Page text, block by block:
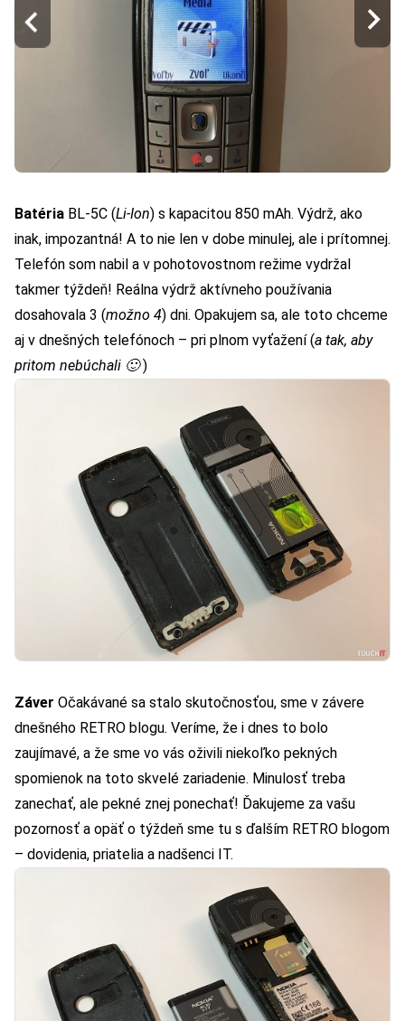
Batéria BL-5C (Li-Ion) s kapacitou 850 mAh. Výdrž, ako
inak, impozantná! A to nie len v dobe minulej, ale i prítomnej.
Telefón som nabil a v pohotovostnom režime vydržal
takmer týždeň! Reálna výdrž aktívneho používania
dosahovala 3 (možno 4) dni. Opakujem sa, ale toto chceme
aj v dnešných telefónoch – pri plnom vyťažení (a tak, aby
pritom nebúchali 🙂)
Záver Očakávané sa stalo skutočnosťou, sme v závere
dnešného RETRO blogu. Veríme, že i dnes to bolo
zaujímavé, a že sme vo vás oživili niekoľko pekných
spomienok na toto skvelé zariadenie. Minulosť treba
zanechať, ale pekné znej ponechať! Ďakujeme za vašu
pozornosť a opäť o týždeň sme tu s ďalším RETRO blogom
– dovidenia, priatelia a nadšenci IT.